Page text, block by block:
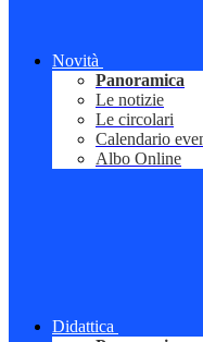
Novità
Panoramica
Le notizie
Le circolari
Calendario
Albo Online
Didattica